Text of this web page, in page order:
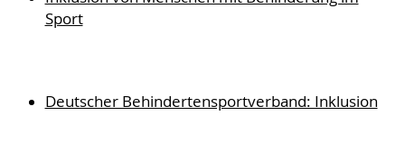
Sport
Deutscher Behindertensportverband: Inklusion